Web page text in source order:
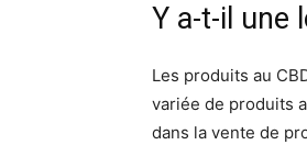
Y a-t-il une
Les produits au
variée de produits
dans la vente de